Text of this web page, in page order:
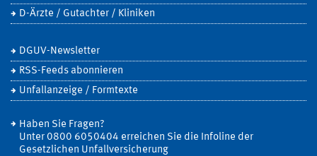
D-Ärzte / Gutachter / Kliniken
DGUV-Newsletter
RSS-Feeds abonnieren
Unfallanzeige / Formtexte
Haben Sie Fragen?
Unter 0800 6050404 erreichen Sie die Infoline der
Gesetzlichen Unfallversicherung